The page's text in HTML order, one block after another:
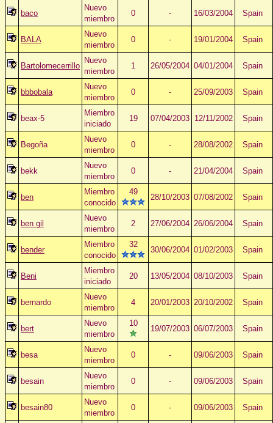
baco
Nuevo
miembro
0 - 16/03/2004 Spain
BALA
Nuevo
miembro
0 - 19/01/2004 Spain
Bartolomecerrillo
Nuevo
miembro
1 26/05/2004 04/01/2004 Spain
bbbobala
Nuevo
miembro
0 - 25/09/2003 Spain
beax-5
Miembro
iniciado
19 07/04/2003 12/11/2002 Spain
Begoña
Nuevo
miembro
0 - 28/08/2002 Spain
bekk
Nuevo
miembro
0 - 21/04/2004 Spain
ben
Miembro
conocido
49
28/10/2003 07/08/2002 Spain
ben gil
Nuevo
miembro
2 27/06/2004 26/06/2004 Spain
bender
Miembro
conocido
32
30/06/2004 01/02/2003 Spain
Beni
Miembro
iniciado
20 13/05/2004 08/10/2003 Spain
bernardo
Nuevo
miembro
4 20/01/2003 20/10/2002 Spain
bert
Nuevo
miembro
10
19/07/2003 06/07/2003 Spain
besa
Nuevo
miembro
0 - 09/06/2003 Spain
besain
Nuevo
miembro
0 - 09/06/2003 Spain
besain80
Nuevo
miembro
0 - 09/06/2003 Spain